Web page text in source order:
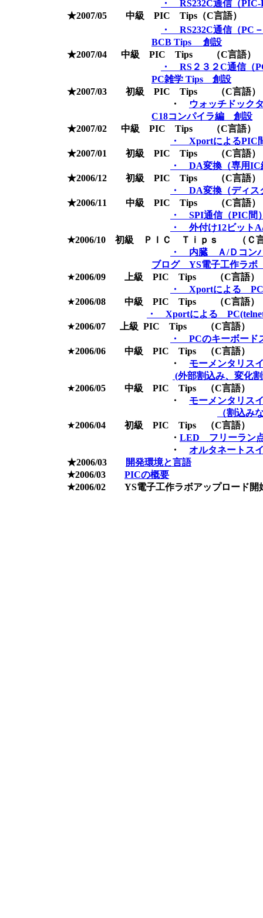
・ RS232C通信（
★2007/05 中級 PIC Tips（C言語）
・ RS232C通信（PC
BCB Tips 創設
★2007/04 中級 PIC Tips （C言語）
・ RS２３２C通信（
PC雑学 Tips 創設
★2007/03 初級 PIC Tips （C言語）
・
ウォッチドック
C18コンパイラ編 創設
★2007/02 中級 PIC Tips （C言語）
・ XportによるPIC
★2007/01 初級 PIC Tips （C言語）
・ DA変換（専用IC
★2006/12 初級 PIC Tips （C言語）
・ DA変換（ディス
★2006/11 中級 PIC Tips （C言語）
・ SPI通信（PIC間
・ 外付け12ビット
★2006/10 初級 ＰＩＣ Ｔｉｐｓ （Ｃ
・ 内臓 Ａ/Ｄコン
ブログ YS電子工作ラ
★2006/09 上級 PIC Tips （C言語）
・ Xportによる PC
★2006/08 中級 PIC Tips （C言語）
・ Xportによる
★2006/07 上級 PIC Tips （C言語）
・ PCのキーボード
★2006/06 中級 PIC Tips （C言語）
・ モーメンタリス
(外部割込み、変化
★2006/05
中級 PIC Tips （C言語）
・ モーメンタリス
（割込み
★2006/04 初級 PIC Tips （C言語）
・ LED フリーラン
・ オルタネートス
★2006/03
開発環境と言語
★2006/03 PICの概要
★2006/02 YS電子工作ラボアップロード開